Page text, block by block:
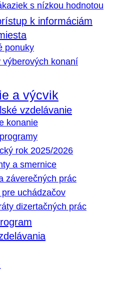
s nízkou hodnotou
k informáciám
ponuky
výberových konaní
a výcvik
vzdelávanie
konanie
rok 2025/2026
a smernice
záverečných prác
uchádzačov
dizertačných prác